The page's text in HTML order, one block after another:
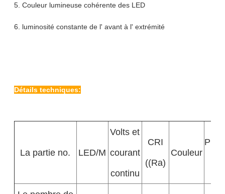
5. Couleur lumineuse cohérente des LED
6. luminosité constante de l' avant à l' extrémité
Détails techniques:
La partie no. LED/M
Volts et
courant
continu
CRI
((Ra)
Couleur